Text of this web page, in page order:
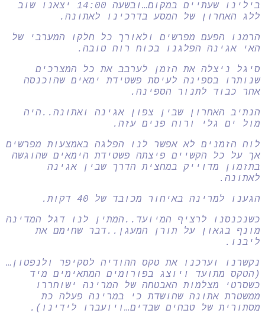
בילינו שעתיים במקום…ובשעה 14:00 יצאנו שוב
ללג האחרון של המסע בדרכינו לאתונה.
הרמנו הפעם מפרשים ולאורך כל חלקו המערבי של
האי אגינה הפלגנו בכוח רוח טובה.
סיגל ניצלה את הזמן לערבב את כל המצרכים
שנותרו בספינה לעיסת פשטידת ימאים שהוכנסה
אחר כבוד לתנור הספינה.
הנתיב האחרון שבין צפון אגינה ואתונה..היה
מול ים גלי ורוח פנים עזה.
לוח הזמנים לא אפשר לנו הפלגה באמצעות מפרשים
אך על כל הקשיים פיצתה פשטידת הימאים שהוגשה
בתזמון מדוייק במחצית הדרך שבין אגינה
לאתונה.
הגענו למרינה באיחור מכובד של 40 דקות.
כשנכנסנו לרציף המיועד..המתין לנו דגל המדינה
מונף בגאון על תורן המעגן..דבר שחימם את
ליבנו.
נקשרנו וערכנו את טקס ההודיה לסקיפר ולנפטון…
(הטקס מתועד ויוצג בפורומים המתאימים מיד
כשסרטי מצלמות האבטחה של המרינה ישוחררו
ממשטרת אתונה שחושדת כי במרינה פעלה כת
מסתורית של טבחים שבדים…ויועברו לידינו).